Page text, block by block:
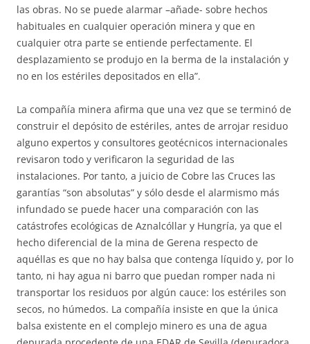
las obras. No se puede alarmar –añade- sobre hechos
habituales en cualquier operación minera y que en
cualquier otra parte se entiende perfectamente. El
desplazamiento se produjo en la berma de la instalación y
no en los estériles depositados en ella”.
La compañía minera afirma que una vez que se terminó de
construir el depósito de estériles, antes de arrojar residuo
alguno expertos y consultores geotécnicos internacionales
revisaron todo y verificaron la seguridad de las
instalaciones. Por tanto, a juicio de Cobre las Cruces las
garantías “son absolutas” y sólo desde el alarmismo más
infundado se puede hacer una comparación con las
catástrofes ecológicas de Aznalcóllar y Hungría, ya que el
hecho diferencial de la mina de Gerena respecto de
aquéllas es que no hay balsa que contenga líquido y, por lo
tanto, ni hay agua ni barro que puedan romper nada ni
transportar los residuos por algún cauce: los estériles son
secos, no húmedos. La compañía insiste en que la única
balsa existente en el complejo minero es una de agua